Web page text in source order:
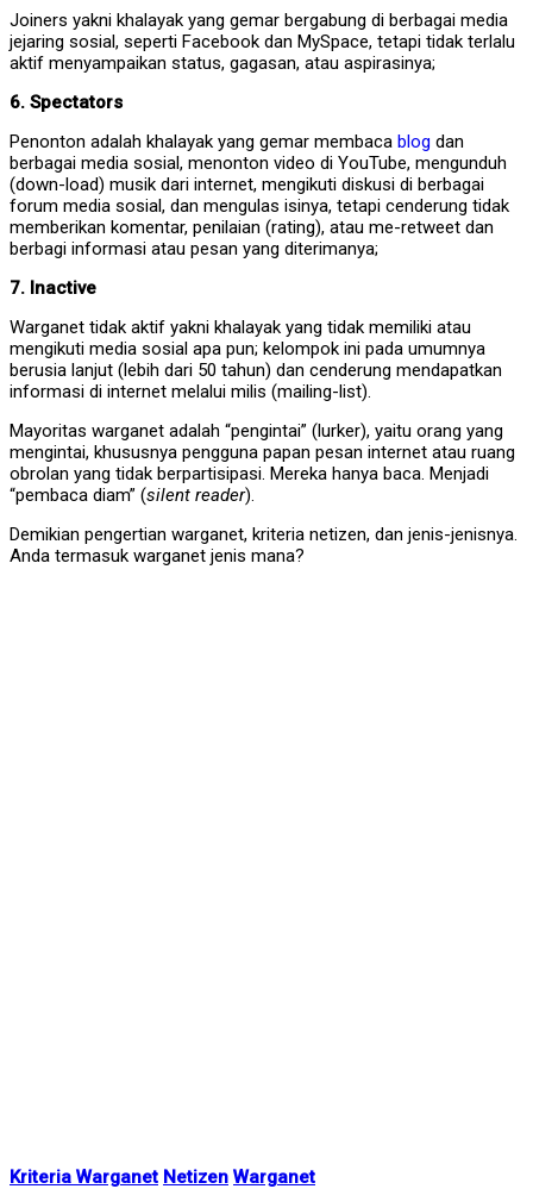
Joiners yakni khalayak yang gemar bergabung di berbagai media
jejaring sosial, seperti Facebook dan MySpace, tetapi tidak terlalu
aktif menyampaikan status, gagasan, atau aspirasinya;
6. Spectators
Penonton adalah khalayak yang gemar membaca blog dan
berbagai media sosial, menonton video di YouTube, mengunduh
(down-load) musik dari internet, mengikuti diskusi di berbagai
forum media sosial, dan mengulas isinya, tetapi cenderung tidak
memberikan komentar, penilaian (rating), atau me-retweet dan
berbagi informasi atau pesan yang diterimanya;
7. Inactive
Warganet tidak aktif yakni khalayak yang tidak memiliki atau
mengikuti media sosial apa pun; kelompok ini pada umumnya
berusia lanjut (lebih dari 50 tahun) dan cenderung mendapatkan
informasi di internet melalui milis (mailing-list).
Mayoritas warganet adalah “pengintai” (lurker), yaitu orang yang
mengintai, khususnya pengguna papan pesan internet atau ruang
obrolan yang tidak berpartisipasi. Mereka hanya baca. Menjadi
“pembaca diam” (silent reader).
Demikian pengertian warganet, kriteria netizen, dan jenis-jenisnya.
Anda termasuk warganet jenis mana?
Kriteria Warganet Netizen Warganet